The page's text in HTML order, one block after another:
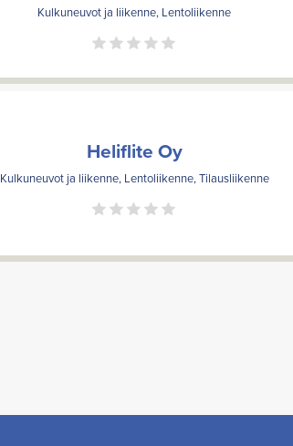
Kulkuneuvot ja liikenne, Lentoliikenne
Heliflite Oy
Kulkuneuvot ja liikenne, Lentoliikenne, Tilausliikenne